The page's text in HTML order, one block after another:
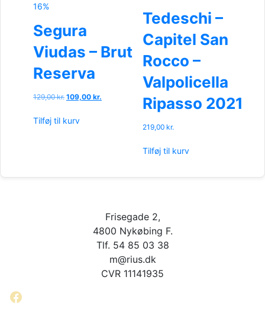
16%
Segura
Viudas – Brut
Reserva
129,00kr. Den
pris
109,00 kr.
Tilføj til kurv
Tedeschi –
Capitel San
Rocco –
Valpolicella
Ripasso 2021
219,00 kr.
Tilføj til kurv
Frisegade 2,
4800 Nykøbing F.
Tlf. 54 85 03 38
m@rius.dk
CVR 11141935
Facebook